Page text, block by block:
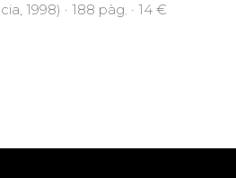
1998) · 188 pàg. · 14 €